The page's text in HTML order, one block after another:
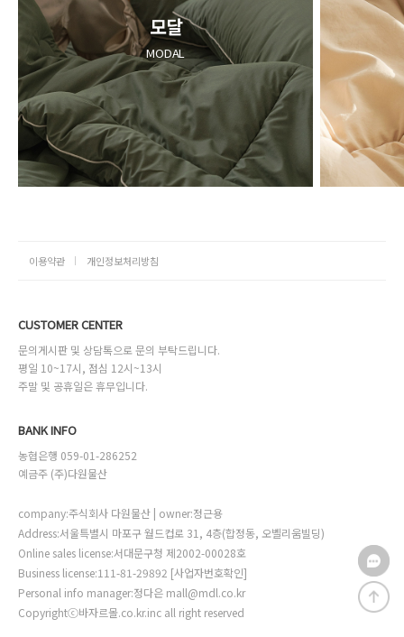
모달
MODAL
이용약관 개인정보처리방침
CUSTOMER CENTER
문의게시판 및 상담톡으로 문의 부탁드립니다.
평일 10~17시, 점심 12시~13시
주말 및 공휴일은 휴무입니다.
BANK INFO
농협은행 059-01-286252
예금주 (주)다원물산
company:주식회사 다원물산 | owner:정근용
Address:서울특별시 마포구 월드컵로 31, 4층(합정동, 오벨리움빌딩)
Online sales license:서대문구청 제2002-00028호
Business license:111-81-29892 [사업자번호확인]
Personal info manager:정다은 mall@mdl.co.kr
Copyrightⓒ바자르몰.co.kr.inc all right reserved